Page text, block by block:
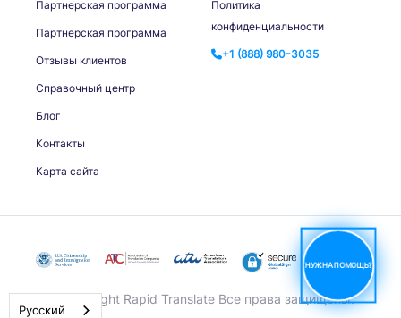
НУЖНА ПОМОЩЬ?
Партнерская программа
Партнерская программа
Отзывы клиентов
Справочный центр
Блог
Контакты
Карта сайта
Политика
конфиденциальности
+1 (888) 980-3035
© Copyright Rapid Translate Все права защищены.
Русский